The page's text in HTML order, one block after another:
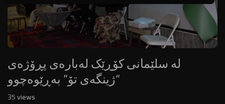
auto
لە سلێمانی کۆڕێک لەبارەی پڕۆژەی
“ژینگەی تۆ” بەڕێوەچوو
35views